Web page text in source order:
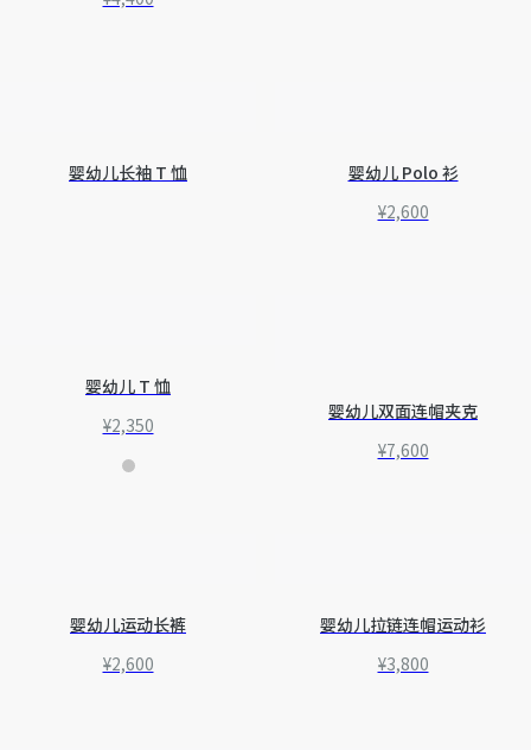
婴幼儿长袖 T 恤
婴幼儿 Polo 衫
¥2,600
婴幼儿 T 恤
¥2,350
婴幼儿双面连帽夹克
¥7,600
婴幼儿运动长裤
¥2,600
婴幼儿拉链连帽运动衫
¥3,800